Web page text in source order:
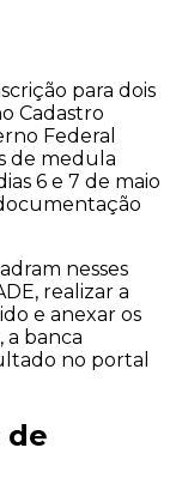
para dois
Cadastro
Federal
de medula
6 e 7 de maio
nesses
realizar a
e anexar os
a banca
no portal
de